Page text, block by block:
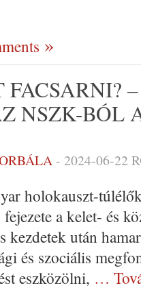
NSZK-BÓL
- 2024-06-22
holokauszt-
a kelet- és
kezdetek után
és szociális
eszközölni, …